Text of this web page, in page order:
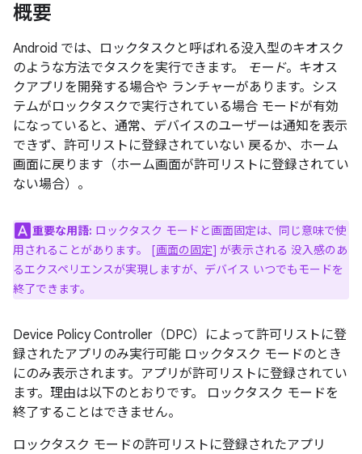
概要
Android では、ロックタスクと呼ばれる没入型のキオスク
のような方法でタスクを実行できます。
モード。キオス
クアプリを開発する場合や ランチャーがあります。シス
テムがロックタスクで実行されている場合 モードが有効
になっていると、通常、デバイスのユーザーは通知を表示
できず、許可リストに登録されていない 戻るか、ホーム
画面に戻ります（ホーム画面が許可リストに登録されてい
ない場合）。
重要な用語: ロックタスク モードと画面固定は、同じ意味で使
用されることがあります。 [画面の固定] が表示される 没入感のあ
るエクスペリエンスが実現しますが、デバイス いつでもモードを
終了できます。
Device Policy Controller（DPC）によって許可リストに登
録されたアプリのみ実行可能 ロックタスク モードのとき
にのみ表示されます。アプリが許可リストに登録されてい
ます。理由は以下のとおりです。 ロックタスク モードを
終了することはできません。
ロックタスク モードの許可リストに登録されたアプリ